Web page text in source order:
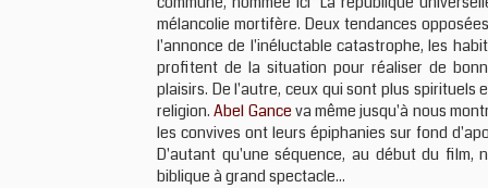
mélancolie mortifère. Deux tendances
l'annonce de l'inéluctable catastrophe, les
profitent de la situation pour réaliser de
plaisirs. De l'autre, ceux qui sont plus
religion.Abel Gance va même jusqu'à nous
les convives ont leurs épiphanies sur fond
D'autant qu'une séquence, au début du film,
biblique à grand spectacle...